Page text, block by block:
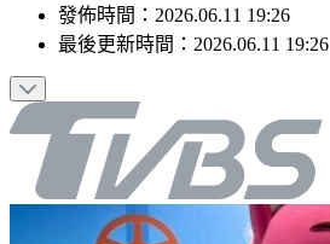
發佈時間： 2026.06.11 19:26
最後更新時間： 2026.06.11 19:26